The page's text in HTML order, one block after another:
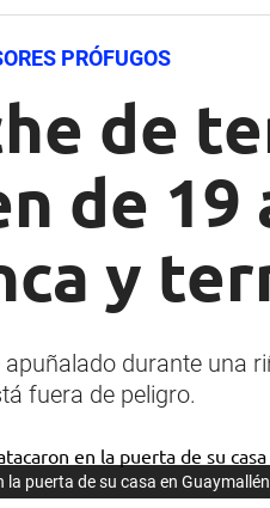
PRÓFUGOS
de
de 19
y
apuñalado durante una
fuera de peligro.
la puerta de su casa en